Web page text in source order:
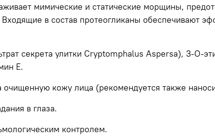
мимические и статические морщины,
Входящие в состав протеогликаны обеспечивают
секрета улитки Cryptomphalus Aspersa), 3-O-
Е.
очищенную кожу лица (рекомендуется также
в глаза.
контролем.